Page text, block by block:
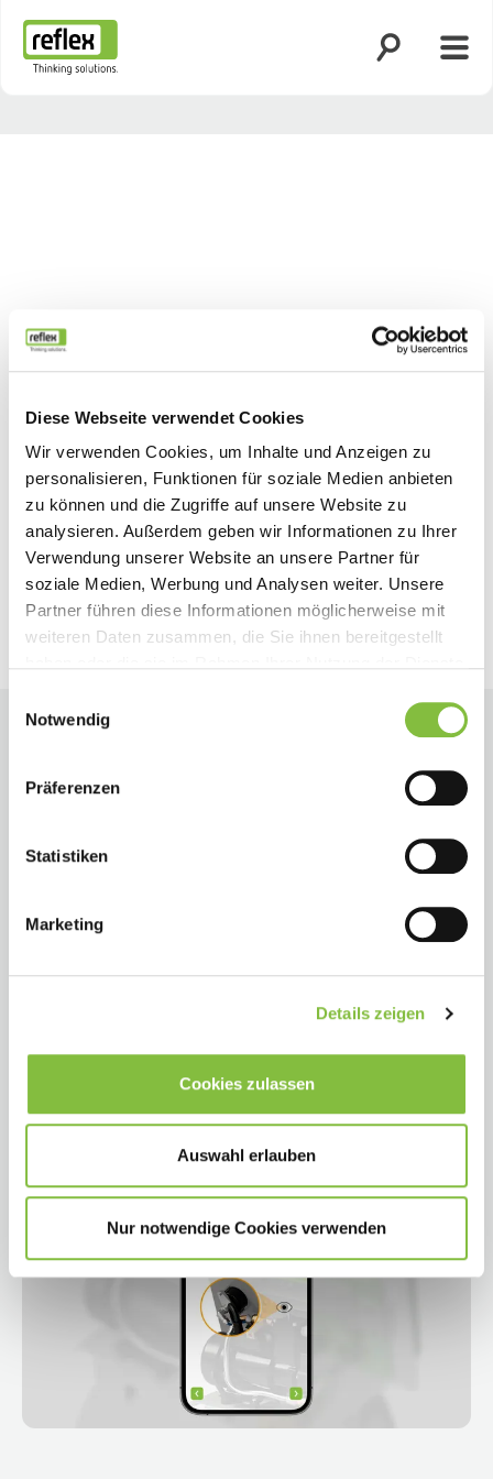
Diese Webseite verwendet Cookies
Wir verwenden Cookies, um Inhalte und Anzeigen zu
personalisieren, Funktionen für soziale Medien anbieten
zu können und die Zugriffe auf unsere Website zu
analysieren. Außerdem geben wir Informationen zu Ihrer
Verwendung unserer Website an unsere Partner für
soziale Medien, Werbung und Analysen weiter. Unsere
Partner führen diese Informationen möglicherweise mit
weiteren Daten zusammen, die Sie ihnen bereitgestellt
Notwendig
Präferenzen
Statistiken
Marketing
Details zeigen
Cookies zulassen
Auswahl erlauben
Nur notwendige Cookies verwenden
Zurück